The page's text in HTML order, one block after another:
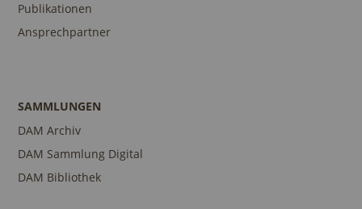
Publikationen
Ansprechpartner
SAMMLUNGEN
DAM Archiv
DAM Sammlung Digital
DAM Bibliothek